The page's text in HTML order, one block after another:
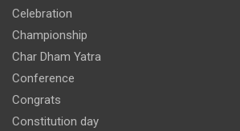
Celebration
Championship
Char Dham Yatra
Conference
Congrats
Constitution day